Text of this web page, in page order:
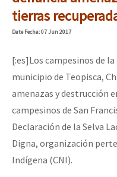
Mundo
EZLN
AutonomÍa y Resistencia
Megaproyectos
Migración
Presos
Mujeres
[CDMX – 20 julio]
“Sonhando a Terra do Bem
tierras
DateFecha: 07 Jun 2017
[:es]Los campesinos de
municipio de Teopisca,
amenazas y destrucción
campesinos de San
Declaración de la Selva
Digna, organización
Indígena (CNI).